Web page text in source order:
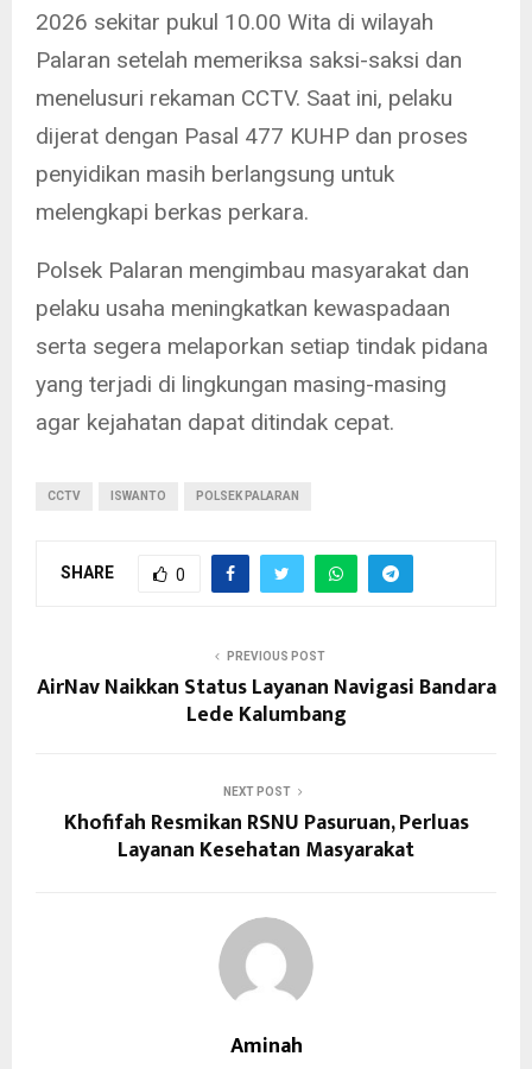
2026 sekitar pukul 10.00 Wita di wilayah
Palaran setelah memeriksa saksi-saksi dan
menelusuri rekaman CCTV. Saat ini, pelaku
dijerat dengan Pasal 477 KUHP dan proses
penyidikan masih berlangsung untuk
melengkapi berkas perkara.
Polsek Palaran mengimbau masyarakat dan
pelaku usaha meningkatkan kewaspadaan
serta segera melaporkan setiap tindak pidana
yang terjadi di lingkungan masing-masing
agar kejahatan dapat ditindak cepat.
CCTV ISWANTO POLSEK PALARAN
SHARE 0
PREVIOUS POST
AirNav Naikkan Status Layanan Navigasi Bandara
Lede Kalumbang
NEXT POST
Khofifah Resmikan RSNU Pasuruan, Perluas
Layanan Kesehatan Masyarakat
Aminah